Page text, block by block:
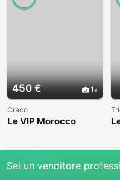
450 € 1
Craco
Le VIP Morocco
Sei un venditore